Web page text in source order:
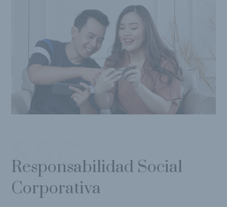
RSC
Responsabilidad Social
Corporativa